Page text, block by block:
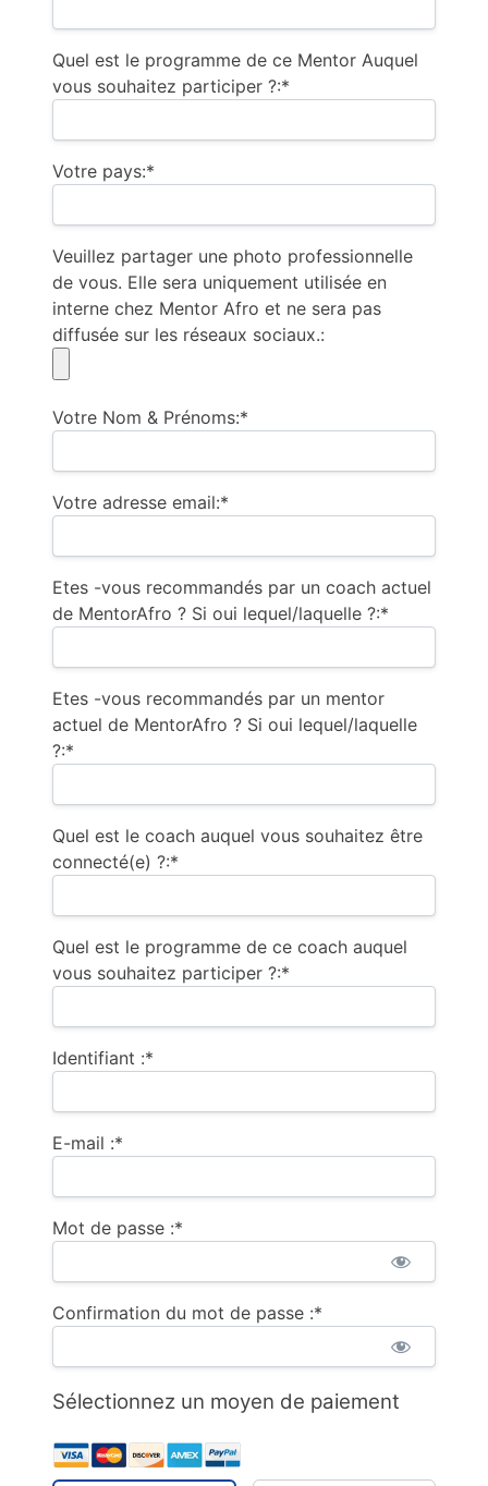
Quel est le programme de ce Mentor Auquel
vous souhaitez participer ?:*
Votre pays:*
Veuillez partager une photo professionnelle
de vous. Elle sera uniquement utilisée en
interne chez Mentor Afro et ne sera pas
diffusée sur les réseaux sociaux.:
Votre Nom & Prénoms:*
Votre adresse email:*
Etes -vous recommandés par un coach actuel
de MentorAfro ? Si oui lequel/laquelle ?:*
Etes -vous recommandés par un mentor
actuel de MentorAfro ? Si oui lequel/laquelle
?:*
Quel est le coach auquel vous souhaitez être
connecté(e) ?:*
Quel est le programme de ce coach auquel
vous souhaitez participer ?:*
Identifiant :*
E-mail :*
Mot de passe :*
Confirmation du mot de passe :*
Sélectionnez un moyen de paiement